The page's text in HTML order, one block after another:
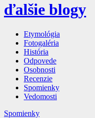
ďalšie blogy
Etymológia
Fotogaléria
História
Odpovede
Osobnosti
Recenzie
Spomienky
Vedomosti
Spomienky